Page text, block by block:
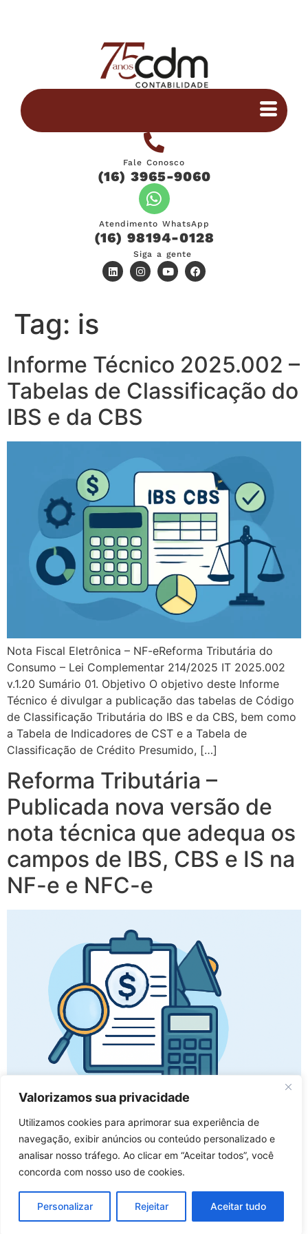
Valorizamos sua privacidade
Utilizamos cookies para aprimorar sua experiência de
navegação, exibir anúncios ou conteúdo personalizado e
analisar nosso tráfego. Ao clicar em “Aceitar todos”, você
concorda com nosso uso de cookies.
Personalizar Rejeitar Aceitar tudo
Fale Conosco
(16) 3965-9060
Atendimento WhatsApp
(16) 98194-0128
Siga a gente
Tag: is
Informe Técnico 2025.002 –
Tabelas de Classificação do
IBS e da CBS
Nota Fiscal Eletrônica – NF-eReforma Tributária do
Consumo – Lei Complementar 214/2025 IT 2025.002
v.1.20 Sumário 01. Objetivo O objetivo deste Informe
Técnico é divulgar a publicação das tabelas de Código
de Classificação Tributária do IBS e da CBS, bem como
a Tabela de Indicadores de CST e a Tabela de
Classificação de Crédito Presumido, […]
Reforma Tributária –
Publicada nova versão de
nota técnica que adequa os
campos de IBS, CBS e IS na
NF-e e NFC-e
Publicada em 10.06.2025 Foi divulgada no Portal da
Nota Fiscal Eletrônica (NF-e) a versão 1.10 da Nota
Técnica nº 2025/002, promovendo diversas alterações
em campos e regras de validação. Destacamos as
Relativamente a rejeição 1115, que se refere a falta de
preenchimento do grupo de IBS e CBS, foram […]